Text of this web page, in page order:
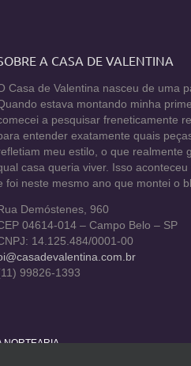
A CASA DE VALENTINA
Casa de Valentina nasceu de uma
estava montando minha
a pesquisar freneticamente
entender exatamente quais
meu estilo, o que realmente
casa queria viver. Isso aconteceu
foi neste mesmo ano que montei o
Demóstenes, 960
04614-014 – Campo Belo – SP
14.125.484/0001-00
99826-1393
NORTEARIA